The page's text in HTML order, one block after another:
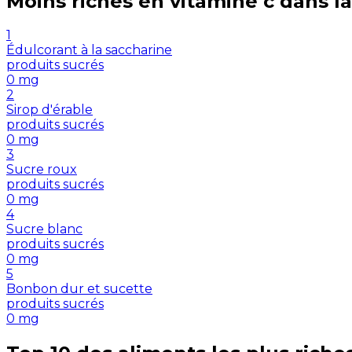
1
Édulcorant à la saccharine
produits sucrés
0 mg
2
Sirop d'érable
produits sucrés
0 mg
3
Sucre roux
produits sucrés
0 mg
4
Sucre blanc
produits sucrés
0 mg
5
Bonbon dur et sucette
produits sucrés
0 mg